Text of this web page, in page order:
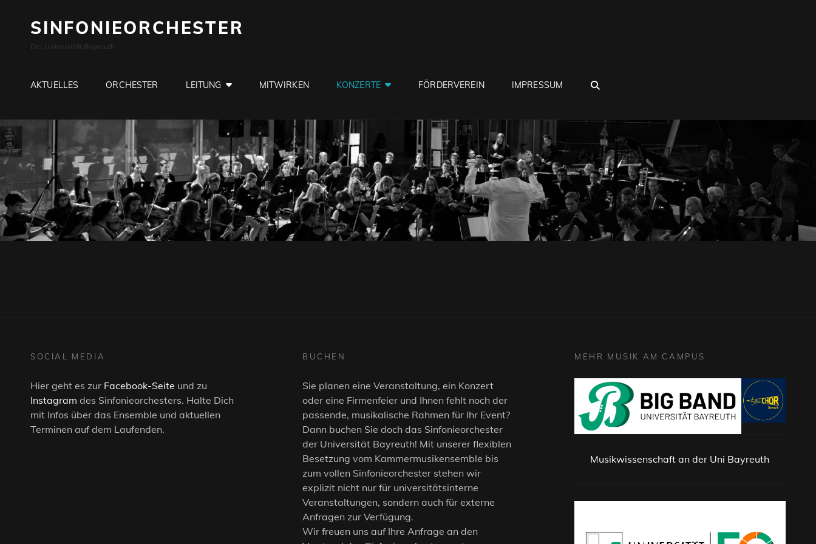
SINFONIEORCHESTER
Der Universität Bayreuth
AKTUELLES ORCHESTER LEITUNG MITWIRKEN KONZERTE FÖRDERVEREIN IMPRESSUM
SOCIAL MEDIA
Hier geht es zur Facebook-Seite und zu
Instagram des Sinfonieorchesters. Halte Dich
mit Infos über das Ensemble und aktuellen
Terminen auf dem Laufenden.
BUCHEN
Sie planen eine Veranstaltung, ein Konzert
oder eine Firmenfeier und Ihnen fehlt noch der
passende, musikalische Rahmen für Ihr Event?
Dann buchen Sie doch das Sinfonieorchester
der Universität Bayreuth! Mit unserer flexiblen
Besetzung vom Kammermusikensemble bis
zum vollen Sinfonieorchester stehen wir
explizit nicht nur für universitätsinterne
Veranstaltungen, sondern auch für externe
Anfragen zur Verfügung.
Wir freuen uns auf Ihre Anfrage an den
MEHR MUSIK AM CAMPUS
Musikwissenschaft an der Uni Bayreuth